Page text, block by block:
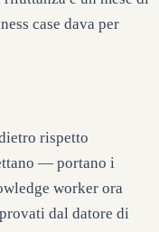
case dava per
rispetto
— portano i
worker ora
dal datore di